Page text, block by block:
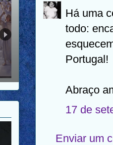
Há uma
todo:
Portugal!
Abraço
17 de
Enviar um